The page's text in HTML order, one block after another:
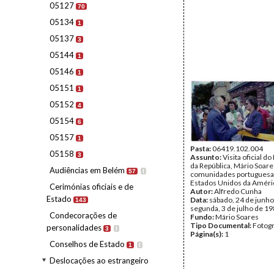
05127 70
05134 1
05137 3
05144 1
05146 1
05151 1
05152 4
05154 6
05157 1
05158 3
Audiências em Belém 57 I
Cerimónias oficiais e de
Estado
143
Condecorações de
personalidades 3 I
Conselhos de Estado 1 I
Deslocações ao estrangeiro
Pasta:06419.102.004
Assunto:Visita oficial
da República, Mário
comunidades
Estados Unidos da
Autor:Alfredo Cunha
Data: sábado, 24 de
segunda, 3 de julho de
Fundo:Mário Soares
Tipo Documental:
Página(s): 1